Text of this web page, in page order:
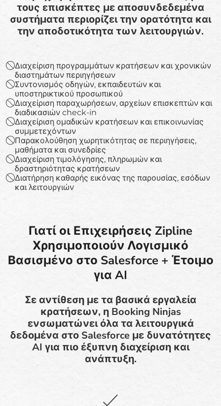
τους επισκέπτες με αποσυνδεδεμένα
συστήματα περιορίζει την ορατότητα και
την αποδοτικότητα των λειτουργιών.
Διαχείριση προγραμμάτων κρατήσεων και χρονικών
διαστημάτων περιηγήσεων
Συντονισμός οδηγών, εκπαιδευτών και
υποστηρικτικού προσωπικού
Διαχείριση παραχωρήσεων, αρχείων επισκεπτών και
διαδικασιών check-in
Διαχείριση ομαδικών κρατήσεων και επικοινωνίας
συμμετεχόντων
Παρακολούθηση χωρητικότητας σε περιηγήσεις,
μαθήματα και συνεδρίες
Διαχείριση τιμολόγησης, πληρωμών και
δραστηριότητας κρατήσεων
Διατήρηση καθαρής εικόνας της παρουσίας, εσόδων
και λειτουργιών
Γιατί οι Επιχειρήσεις Zipline
Χρησιμοποιούν Λογισμικό
Βασισμένο στο Salesforce + Έτοιμο
για AI
Σε αντίθεση με τα βασικά εργαλεία
κρατήσεων, η Booking Ninjas
ενσωματώνει όλα τα λειτουργικά
δεδομένα στο Salesforce με δυνατότητες
AI για πιο έξυπνη διαχείριση και
ανάπτυξη.